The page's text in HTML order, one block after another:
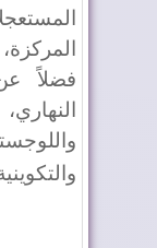
فضلاً